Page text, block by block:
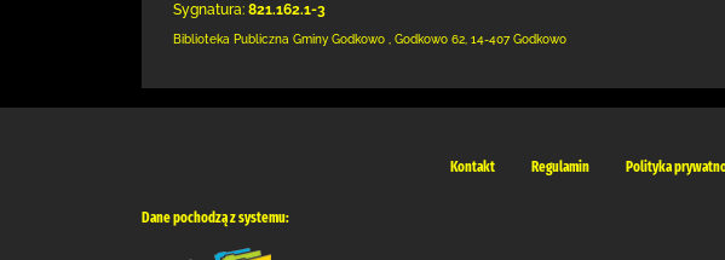
Sygnatura: 821.162.1-3
Biblioteka Publiczna Gminy Godkowo Godkowo 62 14-407 Godkowo
Kontakt Regulamin Polityka
Dane pochodzą z systemu: